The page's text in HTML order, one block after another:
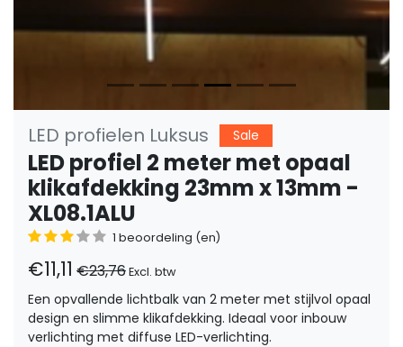
LED profielen Luksus Sale
LED profiel 2 meter met opaal
klikafdekking 23mm x 13mm -
XL08.1ALU
1 beoordeling (en)
€11,11 €23,76Excl. btw
Een opvallende lichtbalk van 2 meter met stijlvol opaal
design en slimme klikafdekking. Ideaal voor inbouw
verlichting met diffuse LED-verlichting.